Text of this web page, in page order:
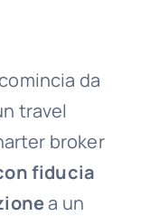
da
travel
broker
fiducia
a un